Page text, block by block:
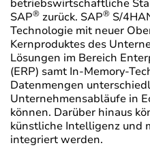
betriebswirtschaftliche
SAP® zurück. SAP® S/
Technologie mit neuer
Kernproduktes des
Lösungen im Bereich
(ERP) samt In-Memory-
Datenmengen
Unternehmensabläufe in
können. Darüber hinaus
künstliche Intelligenz und
integriert werden.